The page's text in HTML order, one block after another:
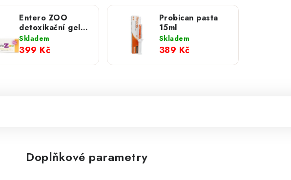
Entero ZOO
detoxikační gel;
tuba 100 g
Skladem
399 Kč
Probican pasta
15ml
Skladem
389 Kč
Doplňkové parametry